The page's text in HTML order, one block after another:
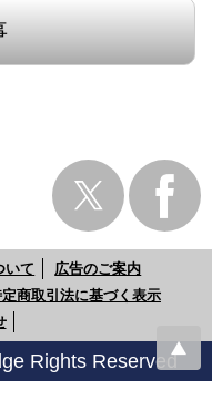
いて
広告のご案内
商取引法に基づく表示
Rights Reserved